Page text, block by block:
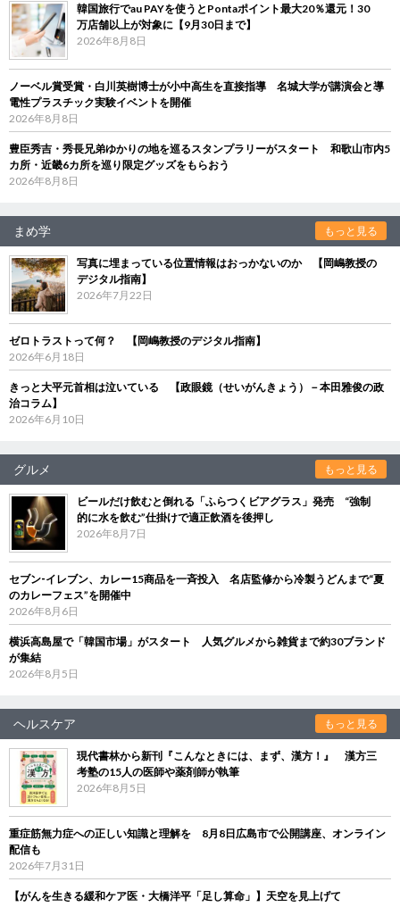
韓国旅行でau PAYを使うとPontaポイント最大20％還元！30
万店舗以上が対象に【9月30日まで】
2026年8月8日
ノーベル賞受賞・白川英樹博士が小中高生を直接指導 名城大学が講演会と導
電性プラスチック実験イベントを開催
2026年8月8日
豊臣秀吉・秀長兄弟ゆかりの地を巡るスタンプラリーがスタート 和歌山市内5
カ所・近畿6カ所を巡り限定グッズをもらおう
2026年8月8日
まめ学 もっと見る
写真に埋まっている位置情報はおっかないのか 【岡嶋教授の
デジタル指南】
2026年7月22日
ゼロトラストって何？ 【岡嶋教授のデジタル指南】
2026年6月18日
きっと大平元首相は泣いている 【政眼鏡（せいがんきょう）－本田雅俊の政
治コラム】
2026年6月10日
グルメ もっと見る
ビールだけ飲むと倒れる「ふらつくビアグラス」発売 “強制
的に水を飲む”仕掛けで適正飲酒を後押し
2026年8月7日
セブン‐イレブン、カレー15商品を一斉投入 名店監修から冷製うどんまで“夏
のカレーフェス”を開催中
2026年8月6日
横浜高島屋で「韓国市場」がスタート 人気グルメから雑貨まで約30ブランド
が集結
2026年8月5日
ヘルスケア もっと見る
現代書林から新刊『こんなときには、まず、漢方！』 漢方三
考塾の15人の医師や薬剤師が執筆
2026年8月5日
重症筋無力症への正しい知識と理解を 8月8日広島市で公開講座、オンライン
配信も
2026年7月31日
【がんを生きる緩和ケア医・大橋洋平「足し算命」】天空を見上げて